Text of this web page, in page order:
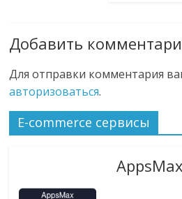
Добавить
Для отправки комментария
авторизоваться.
E-commerce сервисы